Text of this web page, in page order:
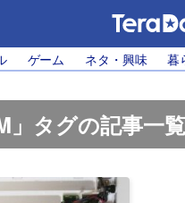
ゲーム ネタ・興味 暮
」タグの記事一覧